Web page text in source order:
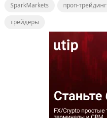
c
e
st
o
ai
l
п
р
а
в
и
т
ь
SparkMarkets проп-трейдинг
трейдеры